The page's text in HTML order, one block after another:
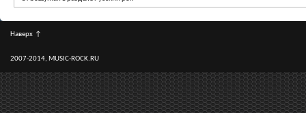
Наверх ↑
2007-2014, MUSIC-ROCK.RU